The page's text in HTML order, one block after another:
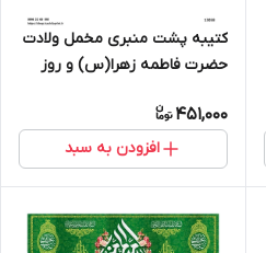
کتیبه پشت منبری مخمل ولادت
حضرت فاطمه زهرا(س) و روز
451,000
افزودن به سبد